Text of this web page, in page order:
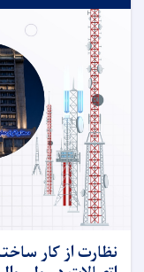
نظارت از کار